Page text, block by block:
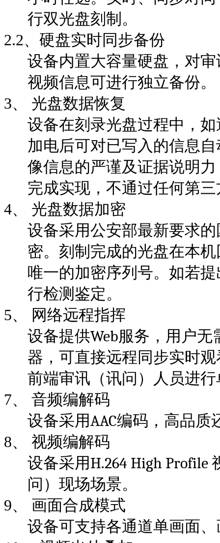
行双光盘刻制。
2.2、硬盘实时同步备份
设备内置大容量硬盘，对
视频信息可进行独立备份。
3、 光盘数据恢复
设备在刻录光盘过程中，
加电后可对已写入的信息
像信息的严谨及证据说明
完成实现，不通过任何第
4、 光盘数据加密
设备采用公安部最新要求
密。刻制完成的光盘在本
唯一的加密序列号。如若
行检测鉴定。
5、 网络远程指挥
设备提供Web服务，用户无
器，可直接远程同步实时
前端审讯（讯问）人员进
7、 音频编解码
设备采用AAC编码，高品质
8、 视频编解码
设备采用H.264 High Profile
问）现场场景。
9、 画面合成模式
设备可支持各通道单画面